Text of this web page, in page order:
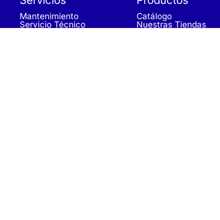
Mantenimiento
Servicio Técnico
Catálogo
Nuestras Tiendas